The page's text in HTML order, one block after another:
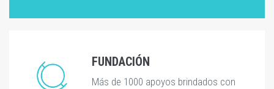
FUNDACIÓN
Más de 1000 apoyos brindados con